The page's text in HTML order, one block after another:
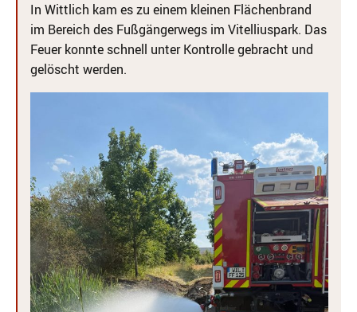
In Wittlich kam es zu einem kleinen Flächenbrand
im Bereich des Fußgängerwegs im Vitelliuspark. Das
Feuer konnte schnell unter Kontrolle gebracht und
gelöscht werden.